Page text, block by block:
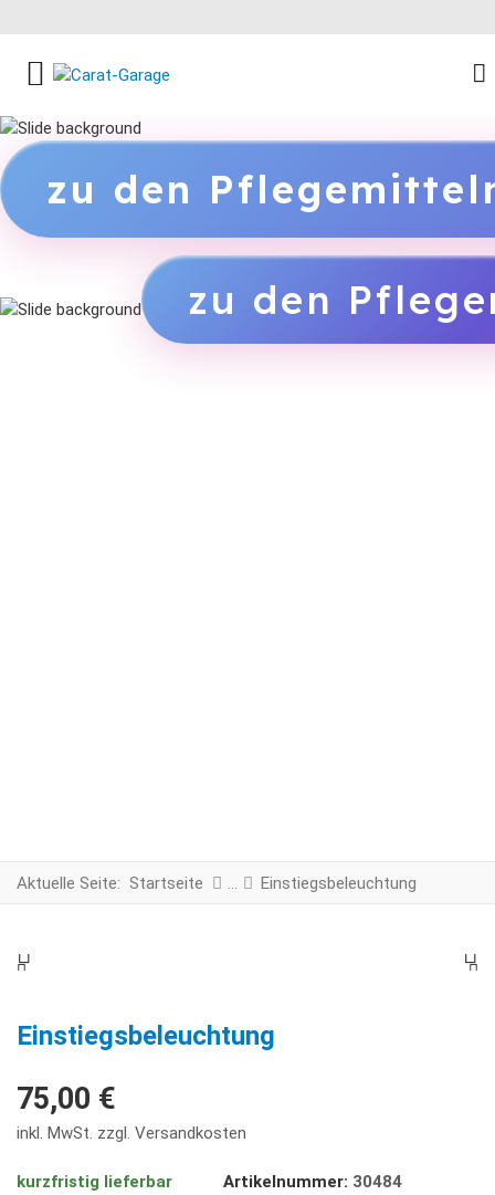
zu den
zu den
Aktuelle Seite: Startseite Einstiegsbeleuchtung
Einstiegsbeleuchtung
75,00 €
inkl. MwSt. zzgl. Versandkosten
kurzfristig lieferbar Artikelnummer: 30484